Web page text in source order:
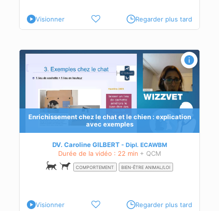
Visionner Regarder plus tard
Enrichissement chez le chat et le chien : explication
avec exemples
DV. Caroline GILBERT Dipl. ECAWBM
Durée de la vidéo : 22 min + QCM
COMPORTEMENT BIEN-ÊTRE ANIMAL/LOI
Visionner Regarder plus tard